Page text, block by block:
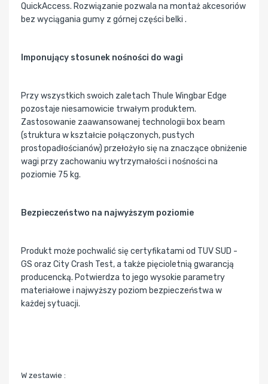
QuickAccess. Rozwiązanie pozwala na montaż akcesoriów
bez wyciągania gumy z górnej części belki .
Imponujący stosunek nośności do wagi
Przy wszystkich swoich zaletach Thule Wingbar Edge
pozostaje niesamowicie trwałym produktem.
Zastosowanie zaawansowanej technologii box beam
(struktura w kształcie połączonych, pustych
prostopadłościanów) przełożyło się na znaczące obniżenie
wagi przy zachowaniu wytrzymałości i nośności na
poziomie 75 kg.
Bezpieczeństwo na najwyższym poziomie
Produkt może pochwalić się certyfikatami od TUV SUD -
GS oraz City Crash Test, a także pięcioletnią gwarancją
producencką. Potwierdza to jego wysokie parametry
materiałowe i najwyższy poziom bezpieczeństwa w
każdej sytuacji.
W zestawie :